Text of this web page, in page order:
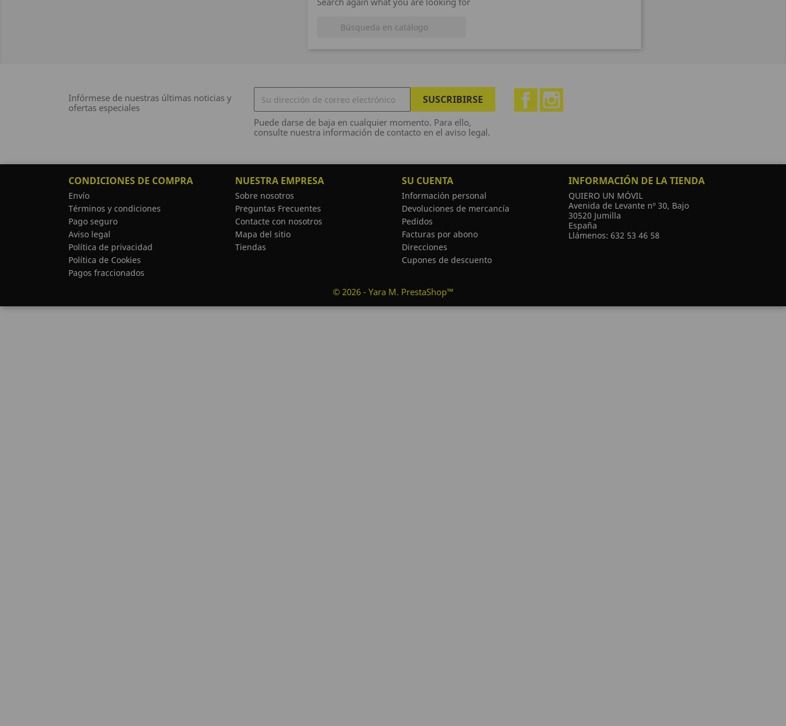

Infórmese de nuestras últimas noticias y
ofertas especiales
Puede darse de baja en cualquier momento. Para ello,
consulte nuestra información de contacto en el aviso legal.
Facebook
CONDICIONES DE COMPRA
Envío
Términos y condiciones
Pago seguro
Aviso legal
Política de privacidad
Política de Cookies
Pagos fraccionados
NUESTRA EMPRESA
Sobre nosotros
Preguntas Frecuentes
Contacte con nosotros
Mapa del sitio
Tiendas
SU CUENTA
Información personal
Devoluciones de mercancía
Pedidos
Facturas por abono
Direcciones
Cupones de descuento
INFORMACIÓN DE LA TIENDA
QUIERO UN MÓVIL
Avenida de Levante nº 30, Bajo
30520 Jumilla
España
Llámenos: 632 53 46 58
© 2026 - Yara M. PrestaShop™